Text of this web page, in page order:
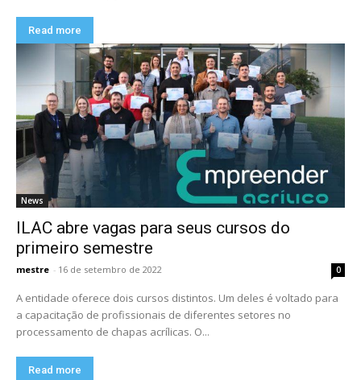
Read more
News
ILAC abre vagas para seus cursos do
primeiro semestre
mestre - 16 de setembro de 2022 0
A entidade oferece dois cursos distintos. Um deles é voltado para
a capacitação de profissionais de diferentes setores no
processamento de chapas acrílicas. O...
Read more